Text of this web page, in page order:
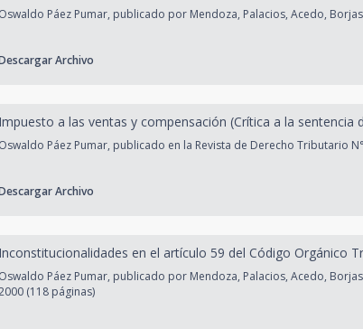
Oswaldo Páez Pumar, publicado por Mendoza, Palacios, Acedo,
Archivo
Impuesto a las ventas y compensación (Crítica a la sentencia
Oswaldo Páez Pumar, publicado en la Revista de Derecho Tributario
Archivo
Inconstitucionalidades en el artículo 59 del Código Orgánico
Oswaldo Páez Pumar, publicado por Mendoza, Palacios, Acedo,
(118 páginas)